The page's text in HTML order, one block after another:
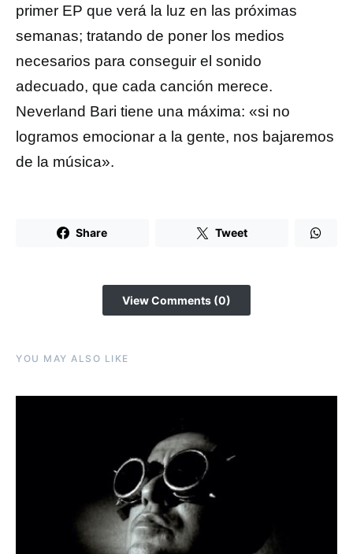
primer EP que verá la luz en las próximas
semanas; tratando de poner los medios
necesarios para conseguir el sonido
adecuado, que cada canción merece.
Neverland Bari tiene una máxima: «si no
logramos emocionar a la gente, nos bajaremos
de la música».
Share Tweet
View Comments (0)
YOU MAY ALSO LIKE